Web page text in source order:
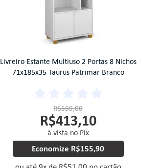
Livreiro Estante Multiuso 2 Portas 8 Nichos
71x185x35 Taurus Patrimar Branco
R$569,00
R$413,10
à vista no Pix
Economize R$155,90